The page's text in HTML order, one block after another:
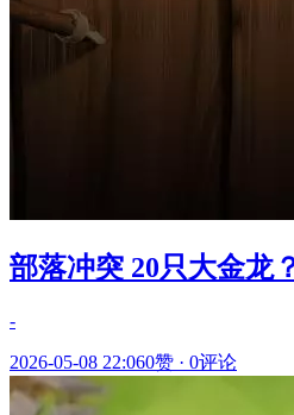
部落冲突 20只大金龙
-
2026-05-08 22:060赞 · 0评论